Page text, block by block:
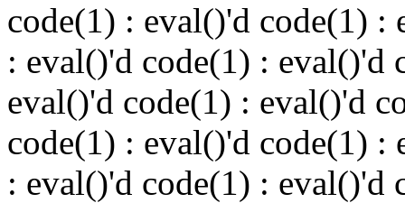
code(1) : eval()'d code(1) :
: eval()'d code(1) : eval()'d
eval()'d code(1) : eval()'d
code(1) : eval()'d code(1) :
: eval()'d code(1) : eval()'d